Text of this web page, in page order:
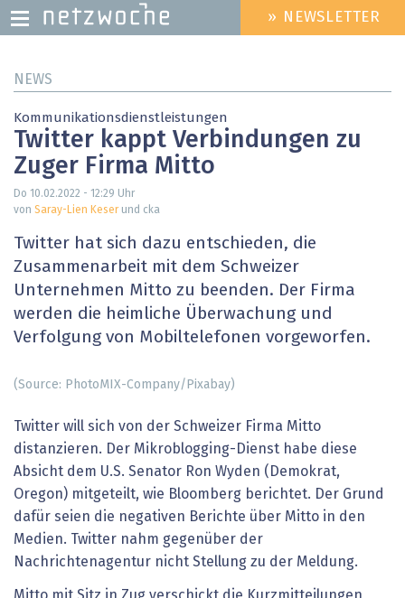
zum
HEADER
MENU
» NEWSLETTER
NEWS
Kommunikationsdienstleistungen
Twitter kappt Verbindungen zu
Zuger Firma Mitto
Do 10.02.2022 - 12:29 Uhr
von Saray-Lien Keserund cka
Twitter hat sich dazu entschieden, die
Zusammenarbeit mit dem Schweizer
Unternehmen Mitto zu beenden. Der Firma
werden die heimliche Überwachung und
Verfolgung von Mobiltelefonen vorgeworfen.
(Source: PhotoMIX-Company/Pixabay)
Twitter will sich von der Schweizer Firma Mitto
distanzieren. Der Mikroblogging-Dienst habe diese
Absicht dem U.S. Senator Ron Wyden (Demokrat,
Oregon) mitgeteilt, wie Bloomberg berichtet. Der Grund
dafür seien die negativen Berichte über Mitto in den
Medien. Twitter nahm gegenüber der
Nachrichtenagentur nicht Stellung zu der Meldung.